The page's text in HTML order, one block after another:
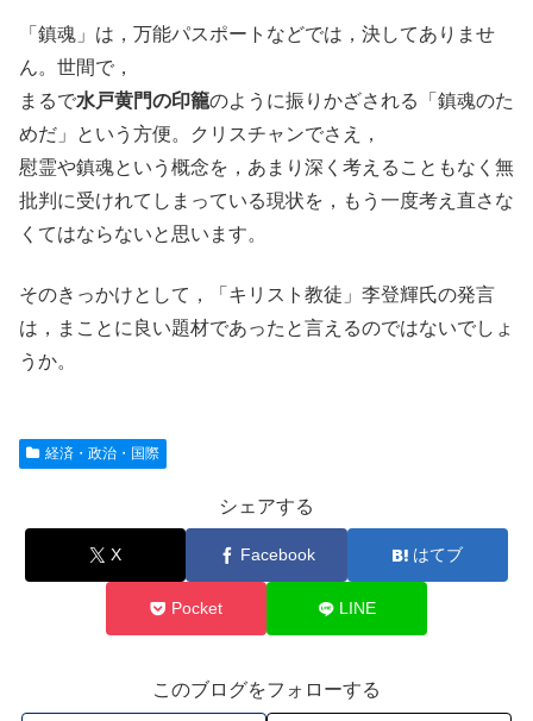
「鎮魂」は，万能パスポートなどでは，決してありませ
ん。世間で，
まるで水戸黄門の印籠のように振りかざされる「鎮魂のた
めだ」という方便。クリスチャンでさえ，
慰霊や鎮魂という概念を，あまり深く考えることもなく無
批判に受けれてしまっている現状を，もう一度考え直さな
くてはならないと思います。
そのきっかけとして，「キリスト教徒」李登輝氏の発言
は，まことに良い題材であったと言えるのではないでしょ
うか。
経済・政治・国際
シェアする
X Facebook はてブ
Pocket LINE
このブログをフォローする